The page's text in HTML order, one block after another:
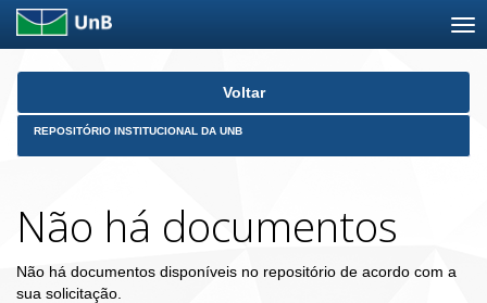
Skip
Voltar
REPOSITÓRIO INSTITUCIONAL DA UNB
Não há documentos
Não há documentos disponíveis no repositório de acordo com a
sua solicitação.